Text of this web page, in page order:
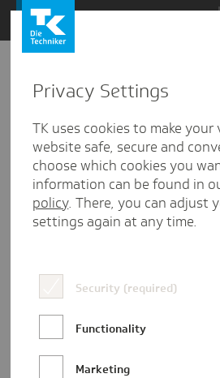
Zum
Inhalt
springen
Privacy Settings
TK uses cookies to make
website safe, secure and
choose which cookies you
information can be found in
policy. There, you can adjust
settings again at any time.
Security (required)
Functionality
Marketing